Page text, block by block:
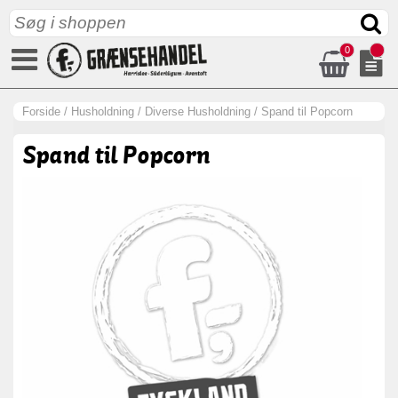
0
Forside / Husholdning / Diverse Husholdning / Spand til Popcorn
Spand til Popcorn